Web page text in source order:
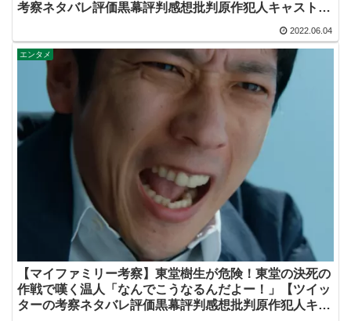
考察ネタバレ評価黒幕評判感想批判原作犯人キャスト脚
2022.06.04
エンタメ
【マイファミリー考察】東堂樹生が危険！東堂の決死の
作戦で嘆く温人「なんでこうなるんだよー！」【ツイッ
ターの考察ネタバレ評価黒幕評判感想批判原作犯人キャ